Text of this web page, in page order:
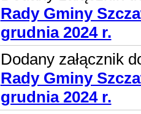
Rady Gminy
grudnia 2024 r.
Dodany załącznik
Rady Gminy
grudnia 2024 r.